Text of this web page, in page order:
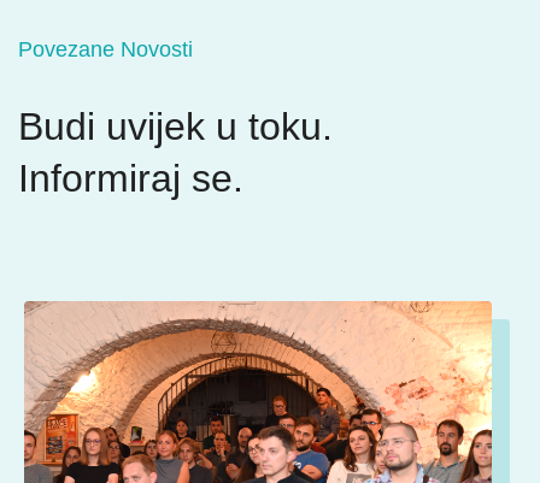
Povezane Novosti
Budi uvijek u toku.
Informiraj se.